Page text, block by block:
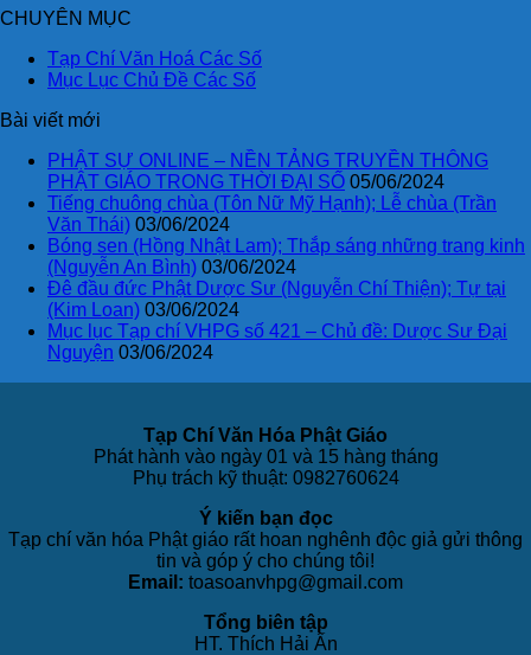
CHUYÊN MỤC
Tạp Chí Văn Hoá Các Số
Mục Lục Chủ Đề Các Số
Bài viết mới
PHẬT SỰ ONLINE – NỀN TẢNG TRUYỀN THÔNG
PHẬT GIÁO TRONG THỜI ĐẠI SỐ 05/06/2024
Tiếng chuông chùa (Tôn Nữ Mỹ Hạnh); Lễ chùa (Trần
Văn Thái) 03/06/2024
Bóng sen (Hồng Nhật Lam); Thắp sáng những trang kinh
(Nguyễn An Bình) 03/06/2024
Đê đầu đức Phật Dược Sư (Nguyễn Chí Thiện); Tự tại
(Kim Loan) 03/06/2024
Mục lục Tạp chí VHPG số 421 – Chủ đề: Dược Sư Đại
Nguyện 03/06/2024
Tạp Chí Văn Hóa Phật Giáo
Phát hành vào ngày 01 và 15 hàng tháng
Phụ trách kỹ thuật: 0982760624
Ý kiến bạn đọc
Tạp chí văn hóa Phật giáo rất hoan nghênh độc giả gửi thông
tin và góp ý cho chúng tôi!
Email: toasoanvhpg@gmail.com
Tổng biên tập
HT. Thích Hải Ấn